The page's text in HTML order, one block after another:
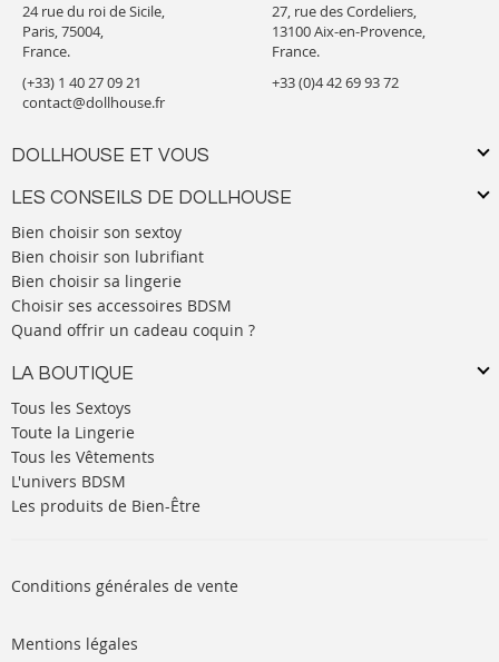
24 rue du roi de Sicile,
Paris, 75004,
France.
(+33) 1 40 27 09 21
contact@dollhouse.fr
DOLLHOUSE ET VOUS
LES CONSEILS DE DOLLHOUSE
Bien choisir son sextoy
Bien choisir son lubrifiant
Bien choisir sa lingerie
Choisir ses accessoires BDSM
Quand offrir un cadeau coquin ?
LA BOUTIQUE
Tous les Sextoys
Toute la Lingerie
Tous les Vêtements
L'univers BDSM
Les produits de Bien-Être
27, rue des Cordeliers,
13100 Aix-en-Provence,
France.
+33 (0)4 42 69 93 72
Conditions générales de vente
Mentions légales